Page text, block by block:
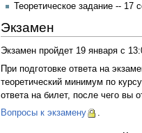
Теоретическое задание -- 17
Экзамен
Экзамен пройдет 19 января с
При подготовке ответа на
теоретический минимум по
ответа на билет, после чего вы
Вопросы к экзамену
.